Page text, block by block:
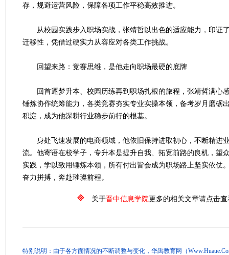
存，规避运营风险，保障各项工作平稳高效推进。
从校园实践步入职场实战，张靖哲以出色的适应能力，印证
迁移性，凭借过硬实力从容应对各类工作挑战。
回望来路：竞赛思维，是他走向职场最硬的底牌
回首逐梦升本、校园历练再到职场扎根的旅程，张靖哲满心
锤炼协作统筹能力，各类竞赛夯实专业实操本领，备考岁月磨砺
积淀，成为他深耕行业稳步前行的根基。
身处飞速发展的电商领域，他依旧保持进取初心，不断精进
流。他寄语在校学子，专升本是提升自我、拓宽前路的良机，望
实践，学以致用锤炼本领，所有付出皆会成为职场路上坚实依仗
奋力拼搏，奔赴璀璨前程。
关于晋中信息学院更多的相关文章请点击查
特别说明：由于各方面情况的不断调整与变化，华禹教育网（